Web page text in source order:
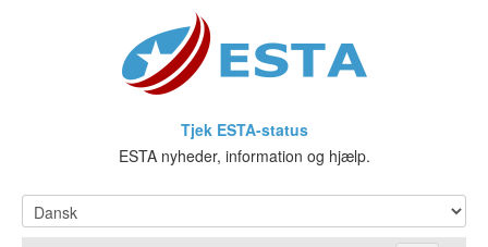
Tjek ESTA-status
ESTA nyheder, information og hjælp.